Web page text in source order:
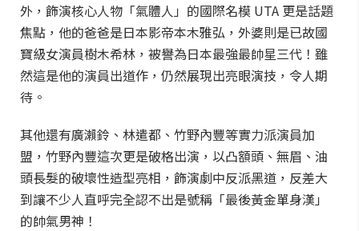
外，飾演核心人物「氣體人」的國際名模 UTA 更是話題
焦點，他的爸爸是日本影帝本木雅弘，外婆則是已故國
寶級女演員樹木希林，被譽為日本最強最帥星三代！雖
然這是他的演員出道作，仍然展現出亮眼演技，令人期
待。
其他還有廣瀨鈴、林遣都、竹野內豐等實力派演員加
盟，竹野內豐這次更是破格出演，以凸額頭、無眉、油
頭長髮的破壞性造型亮相，飾演劇中反派黑道，反差大
到讓不少人直呼完全認不出是號稱「最後黃金單身漢」
的帥氣男神！